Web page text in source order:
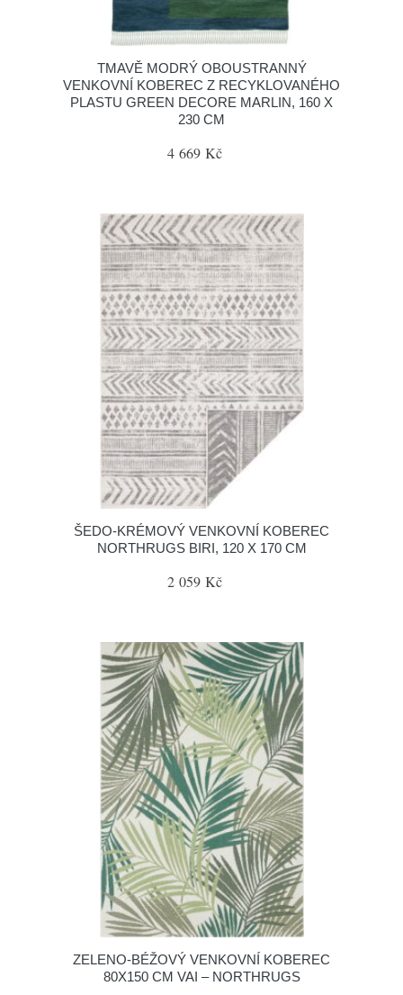
TMAVĚ MODRÝ OBOUSTRANNÝ
VENKOVNÍ KOBEREC Z RECYKLOVANÉHO
PLASTU GREEN DECORE MARLIN, 160 X
230 CM
4 669 Kč
ŠEDO-KRÉMOVÝ VENKOVNÍ KOBEREC
NORTHRUGS BIRI, 120 X 170 CM
2 059 Kč
ZELENO-BÉŽOVÝ VENKOVNÍ KOBEREC
80X150 CM VAI – NORTHRUGS